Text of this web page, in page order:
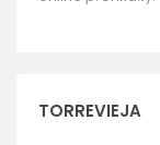
TORREVIEJA